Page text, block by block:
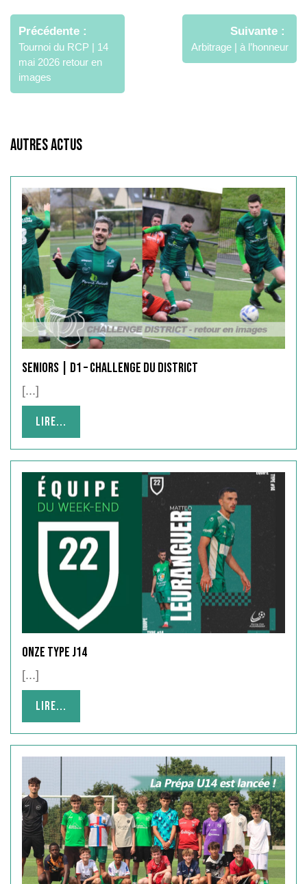
de
l’article
Précédente
Tournoi du RCP | 14
mai 2026 retour en
images
Suivante
Arbitrage | à l’honneur
Autres Actus
SENIORS | D1 – Challenge du district
[...]
Lire...
ONZE TYPE J14
[...]
Lire...